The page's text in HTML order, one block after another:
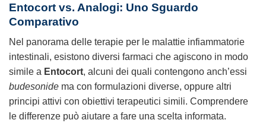
Entocort vs. Analogi: Uno Sguardo
Comparativo
Nel panorama delle terapie per le malattie infiammatorie
intestinali, esistono diversi farmaci che agiscono in modo
simile a Entocort, alcuni dei quali contengono anch’essi
budesonide ma con formulazioni diverse, oppure altri
principi attivi con obiettivi terapeutici simili. Comprendere
le differenze può aiutare a fare una scelta informata.